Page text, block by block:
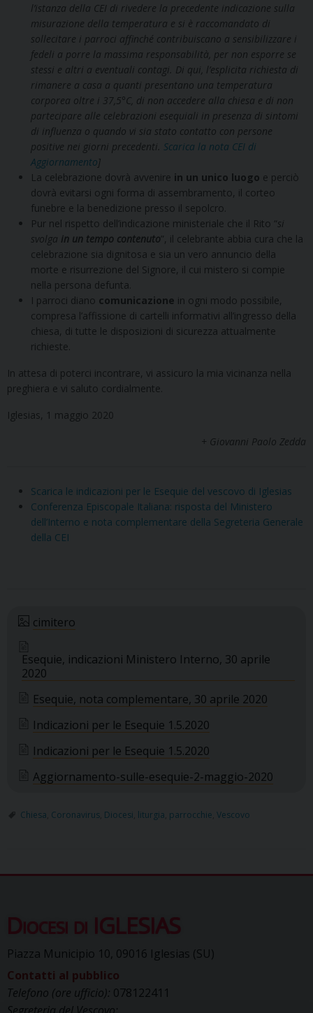
l’istanza della CEI di rivedere la precedente indicazione sulla
misurazione della temperatura e si è raccomandato di
sollecitare i parroci affinché contribuiscano a sensibilizzare i
fedeli a porre la massima responsabilità, per non esporre se
stessi e altri a eventuali contagi. Di qui, l’esplicita richiesta di
rimanere a casa a quanti presentano una temperatura
corporea oltre i 37,5°C, di non accedere alla chiesa e di non
partecipare alle celebrazioni esequiali in presenza di sintomi
di influenza o quando vi sia stato contatto con persone
positive nei giorni precedenti. Scarica la nota CEI di
Aggiornamento]
La celebrazione dovrà avvenire in un unico luogo e perciò
dovrà evitarsi ogni forma di assembramento, il corteo
funebre e la benedizione presso il sepolcro.
Pur nel rispetto dell’indicazione ministeriale che il Rito “si
svolga in un tempo contenuto”, il celebrante abbia cura che la
celebrazione sia dignitosa e sia un vero annuncio della
morte e risurrezione del Signore, il cui mistero si compie
nella persona defunta.
I parroci diano comunicazione in ogni modo possibile,
compresa l’affissione di cartelli informativi all’ingresso della
chiesa, di tutte le disposizioni di sicurezza attualmente
richieste.
In attesa di poterci incontrare, vi assicuro la mia vicinanza nella
preghiera e vi saluto cordialmente.
Iglesias, 1 maggio 2020
+ Giovanni Paolo Zedda
Scarica le indicazioni per le Esequie del vescovo di Iglesias
Conferenza Episcopale Italiana: risposta del Ministero
dell’Interno e nota complementare della Segreteria Generale
della CEI
cimitero
Esequie, indicazioni Ministero Interno, 30 aprile
2020
Esequie, nota complementare, 30 aprile 2020
Indicazioni per le Esequie 1.5.2020
Indicazioni per le Esequie 1.5.2020
Aggiornamento-sulle-esequie-2-maggio-2020
Chiesa Coronavirus Diocesi liturgia parrocchie Vescovo
Diocesi di IGLESIAS
Piazza Municipio 10, 09016 Iglesias (SU)
Contatti al pubblico
Telefono (ore ufficio): 078122411